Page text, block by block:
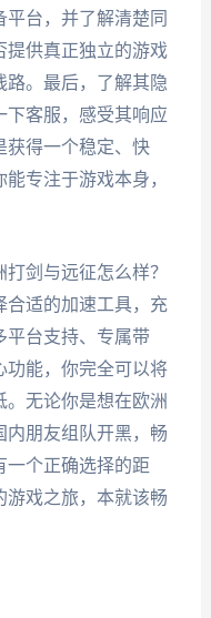
台，并了解清楚同
提供真正独立的游戏
路。最后，了解其隐
下客服，感受其响应
获得一个稳定、快
专注于游戏本身，
剑与远征怎么样？
合适的加速工具，充
平台支持、专属带
功能，你完全可以将
无论你是想在欧洲
内朋友组队开黑，畅
一个正确选择的距
游戏之旅，本就该畅